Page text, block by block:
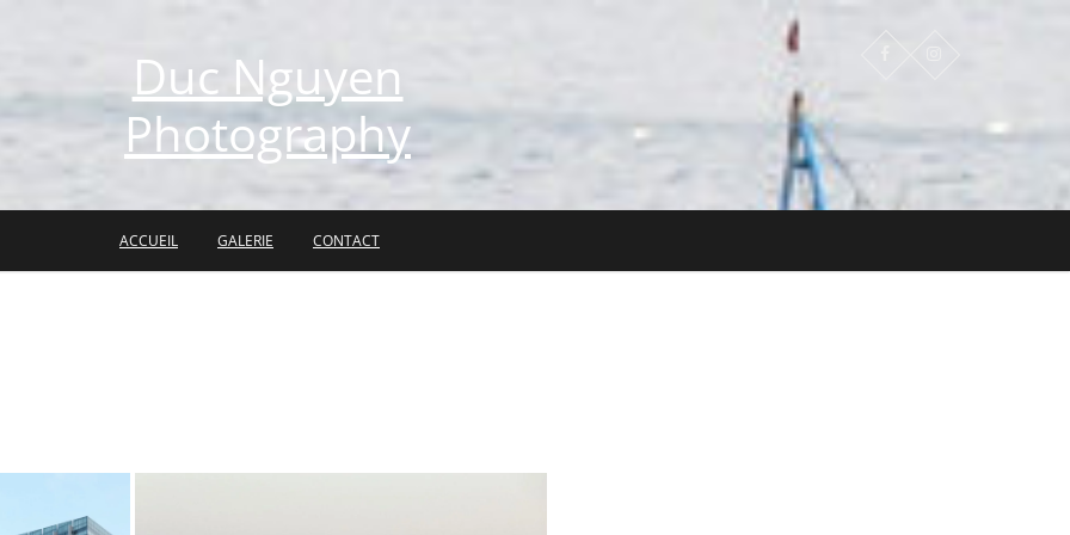
Duc Nguyen
Photography
ACCUEIL GALERIE CONTACT